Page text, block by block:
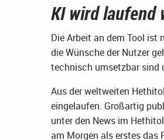
KI wird
Die Arbeit an dem Tool ist
die Wünsche der Nutzer
technisch umsetzbar sind
Aus der weltweiten
eingelaufen. Großartig
unter den News im
am Morgen als erstes das